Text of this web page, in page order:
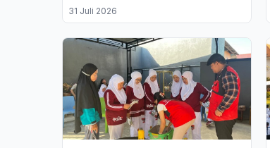
Asrama
31 Juli 2026